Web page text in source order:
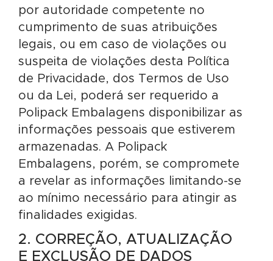
por autoridade competente no
cumprimento de suas atribuições
legais, ou em caso de violações ou
suspeita de violações desta Política
de Privacidade, dos Termos de Uso
ou da Lei, poderá ser requerido a
Polipack Embalagens disponibilizar as
informações pessoais que estiverem
armazenadas. A Polipack
Embalagens, porém, se compromete
a revelar as informações limitando-se
ao mínimo necessário para atingir as
finalidades exigidas.
2. CORREÇÃO, ATUALIZAÇÃO
E EXCLUSÃO DE DADOS